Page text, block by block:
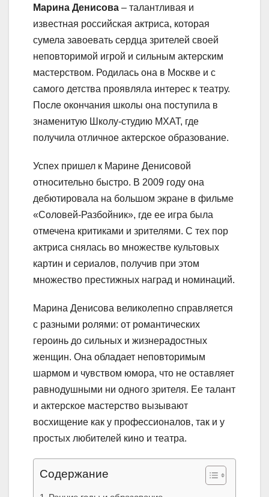
Марина Денисова – талантливая и
известная российская актриса, которая
сумела завоевать сердца зрителей своей
неповторимой игрой и сильным актерским
мастерством. Родилась она в Москве и с
самого детства проявляла интерес к театру.
После окончания школы она поступила в
знаменитую Школу-студию МХАТ, где
получила отличное актерское образование.
Успех пришел к Марине Денисовой
относительно быстро. В 2009 году она
дебютировала на большом экране в фильме
«Соловей-Разбойник», где ее игра была
отмечена критиками и зрителями. С тех пор
актриса снялась во множестве культовых
картин и сериалов, получив при этом
множество престижных наград и номинаций.
Марина Денисова великолепно справляется
с разными ролями: от романтических
героинь до сильных и жизнерадостных
женщин. Она обладает неповторимым
шармом и чувством юмора, что не оставляет
равнодушными ни одного зрителя. Ее талант
и актерское мастерство вызывают
восхищение как у профессионалов, так и у
простых любителей кино и театра.
Содержание